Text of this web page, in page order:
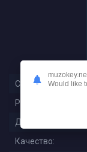
Слушали:
Размер:
Длительность:
Качество:
Would like